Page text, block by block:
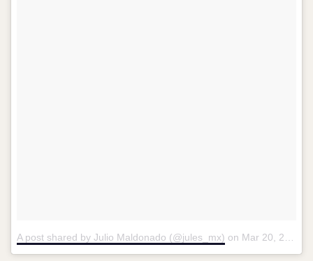
A post shared by Julio Maldonado (@jules_mx) on Mar 20, 2015 at 4:39pm PDT